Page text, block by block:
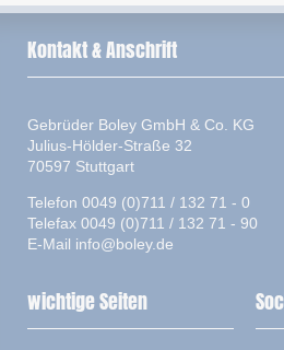
Kontakt & Anschrift
Gebrüder Boley GmbH & Co. KG
Julius-Hölder-Straße 32
70597 Stuttgart
Telefon 0049 (0)711 / 132 71 - 0
Telefax 0049 (0)711 / 132 71 - 90
E-Mail info@boley.de
wichtige Seiten